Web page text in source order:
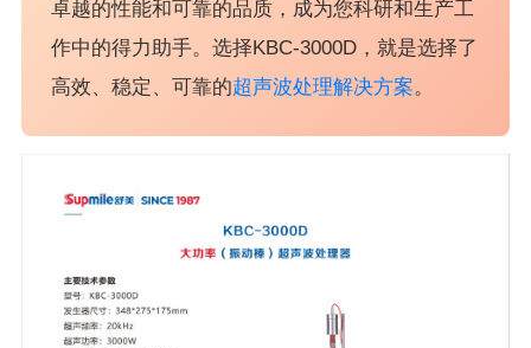
卓越的性能和可靠的品质，成为您科研和生产工
作中的得力助手。选择KBC-3000D，就是选择了
高效、稳定、可靠的超声波处理解决方案。